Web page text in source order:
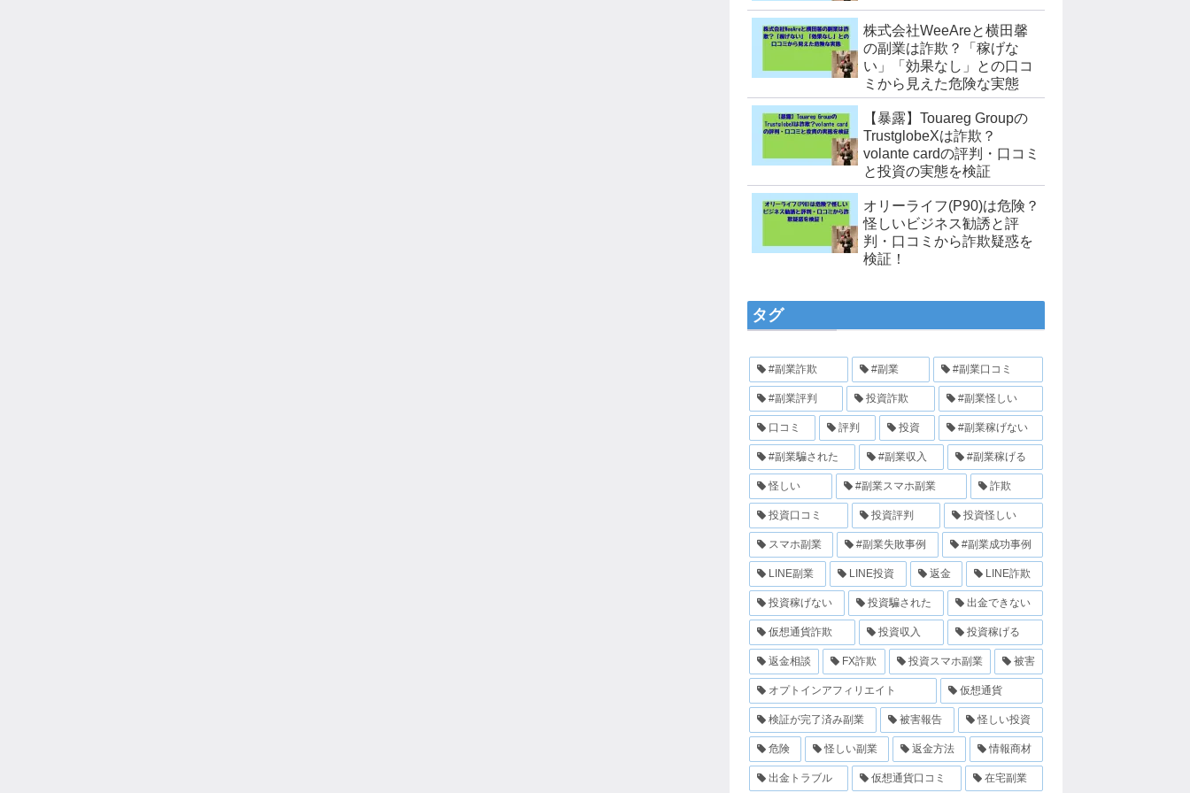
株式会社WeeAreと横田馨
の副業は詐欺？「稼げな
い」「効果なし」との口コ
ミから見えた危険な実態
【暴露】Touareg Groupの
TrustglobeXは詐欺？
volante cardの評判・口コミ
と投資の実態を検証
オリーライフ(P90)は危険？
怪しいビジネス勧誘と評
判・口コミから詐欺疑惑を
検証！
タグ
#副業詐欺 #副業 #副業口コミ
#副業評判 投資詐欺 #副業怪しい
口コミ 評判 投資 #副業稼げない
#副業騙された #副業収入 #副業稼げる
怪しい #副業スマホ副業 詐欺
投資口コミ 投資評判 投資怪しい
スマホ副業 #副業失敗事例 #副業成功事例
LINE副業 LINE投資 返金 LINE詐欺
投資稼げない 投資騙された 出金できない
仮想通貨詐欺 投資収入 投資稼げる
返金相談 FX詐欺 投資スマホ副業 被害
オプトインアフィリエイト 仮想通貨
検証が完了済み副業 被害報告 怪しい投資
危険 怪しい副業 返金方法 情報商材
出金トラブル 仮想通貨口コミ 在宅副業